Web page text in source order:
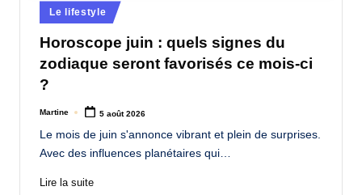
Posted
in
Le lifestyle
Horoscope juin : quels signes du
zodiaque seront favorisés ce mois-ci
?
Posted
Martine 5 août 2026
Le mois de juin s'annonce vibrant et plein de surprises.
Avec des influences planétaires qui…
Lire la suite